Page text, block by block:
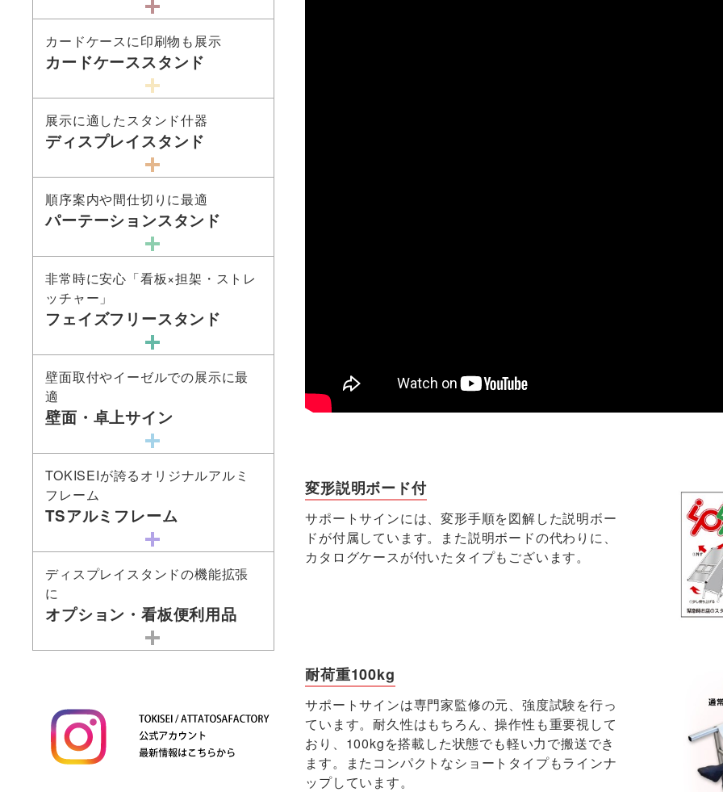
変形説明ボード付
サポートサインには、変形手順を図解した説明ボー
ドが付属しています。また説明ボードの代わりに、
カタログケースが付いたタイプもございます。
耐荷重100kg
サポートサインは専門家監修の元、強度試験を行っ
ています。耐久性はもちろん、操作性も重要視して
おり、100kgを搭載した状態でも軽い力で搬送でき
ます。またコンパクトなショートタイプもラインナ
ップしています。
カードケースに印刷物も展示
カードケーススタンド
展示に適したスタンド什器
ディスプレイスタンド
順序案内や間仕切りに最適
パーテーションスタンド
非常時に安心「看板×担架・ストレ
ッチャー」
フェイズフリースタンド
壁面取付やイーゼルでの展示に最
適
壁面・卓上サイン
TOKISEIが誇るオリジナルアルミ
フレーム
TSアルミフレーム
ディスプレイスタンドの機能拡張
に
オプション・看板便利用品